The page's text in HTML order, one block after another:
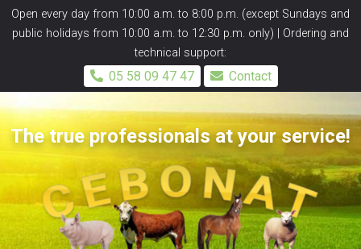
Open every day from 10:00 a.m. to 8:00 p.m. (except Sundays and
public holidays from 10:00 a.m. to 12:30 p.m. only) | Ordering and
technical support:
05 58 09 47 47 Contact
The true professionals at your service!
Panneau de gestion des cookies